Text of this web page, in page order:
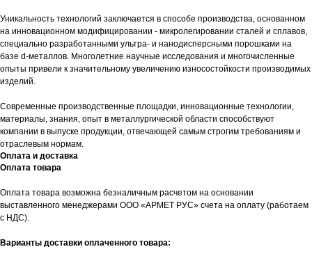
Уникальность технологий заключается в способе производства, основанном
на инновационном модифицировании - микролегировании сталей и сплавов,
специально разработанными ультра- и нанодисперсными порошками на
базе d-металлов. Многолетние научные исследования и многочисленные
опыты привели к значительному увеличению износостойкости производимых
изделий.
Современные производственные площадки, инновационные технологии,
материалы, знания, опыт в металлургической области способствуют
компании в выпуске продукции, отвечающей самым строгим требованиям и
отраслевым нормам.
Оплата и доставка
Оплата товара
Оплата товара возможна безналичным расчетом на основании
выставленного менеджерами ООО «АРМЕТ РУС» счета на оплату (работаем
с НДС).
Варианты доставки оплаченного товара: